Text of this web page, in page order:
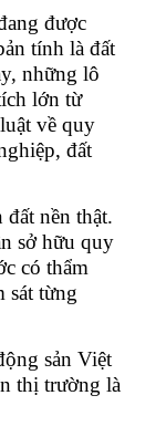
được
tính là đất
những lô
lớn từ
về quy
đất
nền thật.
sở hữu quy
có thẩm
sát từng
sản Việt
thị trường là